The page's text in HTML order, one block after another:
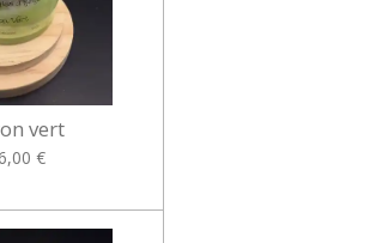
vert
€